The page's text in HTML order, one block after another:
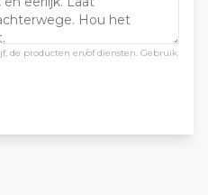
de producten en/of diensten. Gebruik